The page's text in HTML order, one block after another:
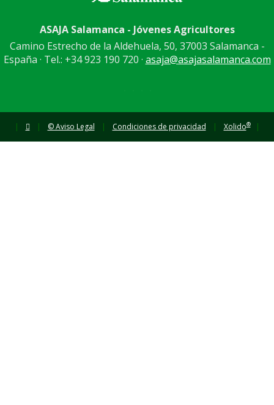
ASAJA Salamanca - Jóvenes Agricultores
Camino Estrecho de la Aldehuela, 50, 37003 Salamanca -
España · Tel.: +34 923 190 720 · asaja@asajasalamanca.com
| | © Aviso Legal | Condiciones de privacidad | Xolido® |